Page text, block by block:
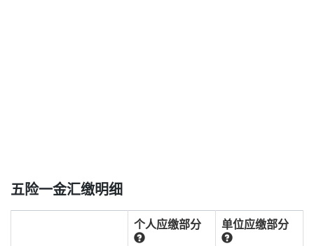
五险一金汇缴明细
个人应缴部分 单位应缴部分